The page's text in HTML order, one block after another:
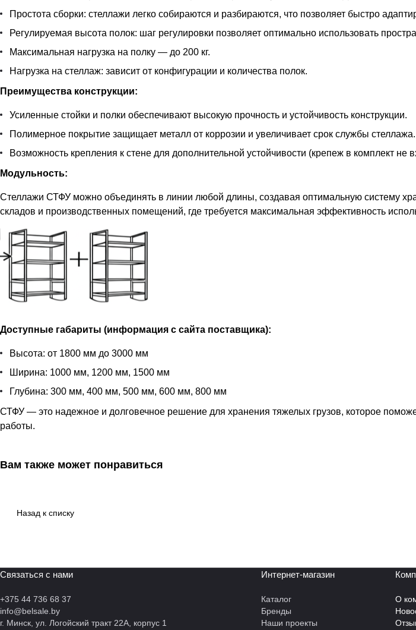
Простота сборки: стеллажи легко собираются и разбираются, что позволяет быстро
Регулируемая высота полок: шаг регулировки позволяет оптимально использовать
Максимальная нагрузка на полку — до 200 кг.
Нагрузка на стеллаж: зависит от конфигурации и количества полок.
Преимущества конструкции:
Усиленные стойки и полки обеспечивают высокую прочность и устойчивость конструкции.
Полимерное покрытие защищает металл от коррозии и увеличивает срок службы стеллажа.
Возможность крепления к стене для дополнительной устойчивости (крепеж в комплект не
Модульность:
Стеллажи СТФУ можно объединять в линии любой длины, создавая оптимальную систему
складов и производственных помещений, где требуется максимальная эффективность
Доступные габариты (информация с сайта поставщика):
Высота: от 1800 мм до 3000 мм
Ширина: 1000 мм, 1200 мм, 1500 мм
Глубина: 300 мм, 400 мм, 500 мм, 600 мм, 800 мм
СТФУ — это надежное и долговечное решение для хранения тяжелых грузов, которое
работы.
Вам также может понравиться
Назад к списку
Связаться с нами
+375 44 736 68 37
info@belsale.by
г. Минск, ул. Логойский тракт 22А, корпус 1
Интернет-магазин
Каталог
Бренды
Наши проекты
О